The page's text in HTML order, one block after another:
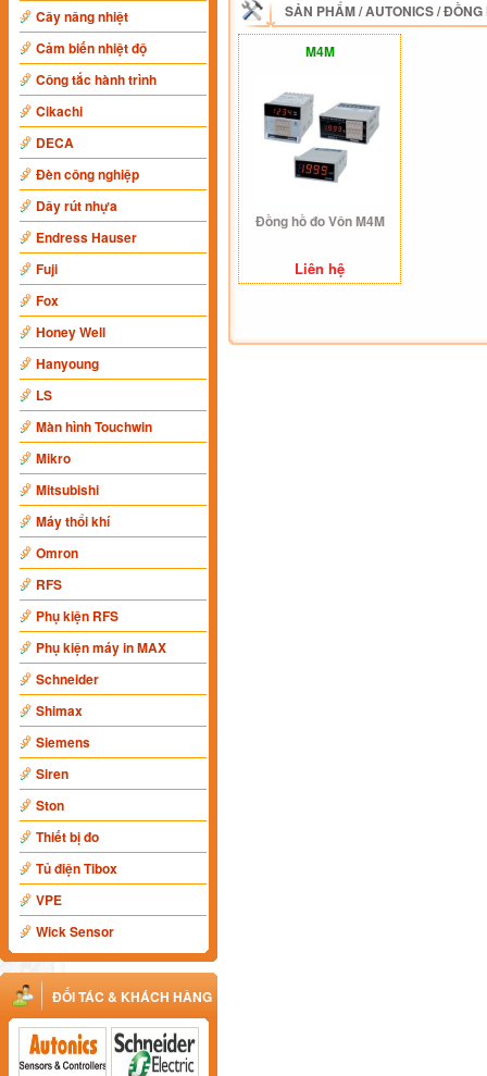
Cây nâng nhiệt
Cảm biến nhiệt độ
Công tắc hành trình
Cikachi
DECA
Đèn công nghiệp
Dây rút nhựa
Endress Hauser
Fuji
Fox
Honey Well
Hanyoung
LS
Màn hình Touchwin
Mikro
Mitsubishi
Máy thổi khí
Omron
RFS
Phụ kiện RFS
Phụ kiện máy in MAX
Schneider
Shimax
Siemens
Siren
Ston
Thiết bị đo
Tủ điện Tibox
VPE
Wick Sensor
ĐỐI TÁC & KHÁCH HÀNG
SẢN PHẨM/AUTONICS/ĐỒNG
M4M
Đồng hồ đo Vôn M4M
Liên hệ